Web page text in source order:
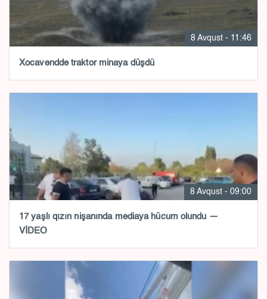
8 Avqust - 11:46
Xocavənddə traktor minaya düşdü
8 Avqust - 09:00
17 yaşlı qızın nişanında mediaya hücum olundu —
VİDEO